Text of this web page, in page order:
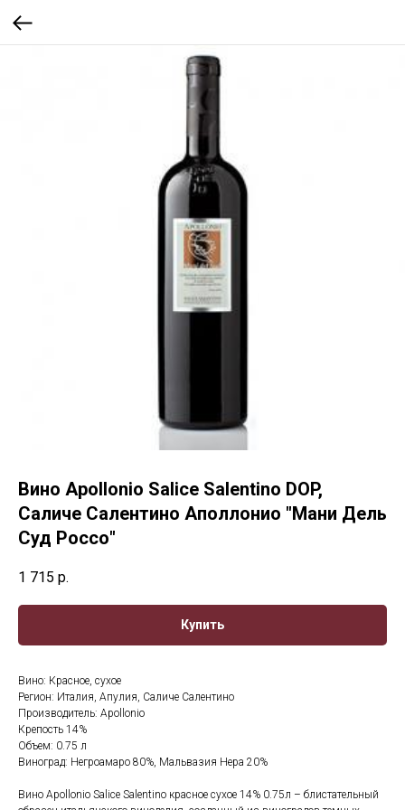
Вино Apollonio Salice Salentino DOP,
Саличе Салентино Аполлонио "Мани Дель
Суд Россо"
1 715 р.
Купить
Вино: Красное, сухое
Регион: Италия, Апулия, Саличе Салентино
Производитель: Apollonio
Крепость 14%
Объем: 0.75 л
Виноград: Негроамаро 80%, Мальвазия Нера 20%
Вино Apollonio Salice Salentino красное сухое 14% 0.75л – блистательный